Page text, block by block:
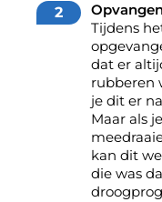
Tijdens
dat er
rubberen
je dit er
Maar als
kan dit
die was